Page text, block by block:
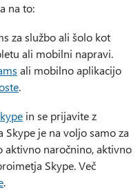
na to:
za službo ali šolo kot
ali mobilni napravi.
ali mobilno aplikacijo
.
in se prijavite z
je na voljo samo za
aktivno naročnino, aktivno
Skype. Več
.